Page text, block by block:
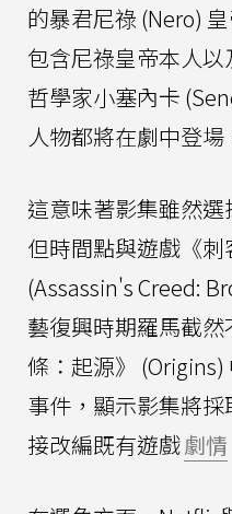
的暴君尼祿 (Nero)
包含尼祿皇帝本人
哲學家小塞內卡
人物都將在劇中登場
這意味著影集雖然選
但時間點與遊戲《刺
(Assassin's Creed:
藝復興時期羅馬截
條：起源》
事件，顯示影集將
接改編既有遊戲劇情